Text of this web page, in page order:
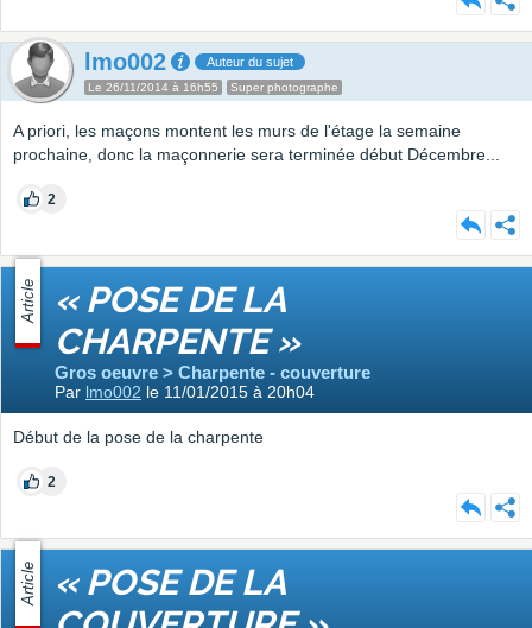
lmo002 Auteur du sujet
Le 26/11/2014 à 16h55 Super photographe
A priori, les maçons montent les murs de l'étage la semaine
prochaine, donc la maçonnerie sera terminée début Décembre...
2
Article « POSE DE LA
CHARPENTE »
Gros oeuvre > Charpente - couverture
Par lmo002 le 11/01/2015 à 20h04
Début de la pose de la charpente
2
Article « POSE DE LA